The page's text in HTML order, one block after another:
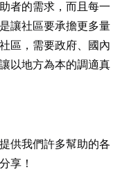
者的需求，而且每一
讓社區要承擔更多量
區，需要政府、國內
以地方為本的調適真
供我們許多幫助的各
享！